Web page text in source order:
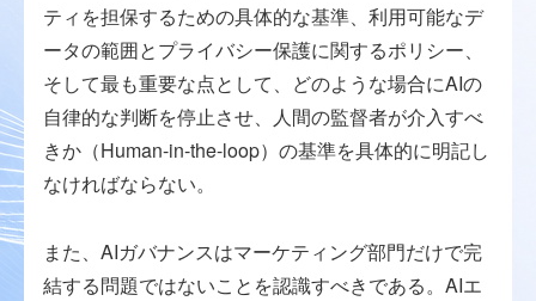
ティを担保するための具体的な基準、利用可能なデ
ータの範囲とプライバシー保護に関するポリシー、
そして最も重要な点として、どのような場合にAIの
自律的な判断を停止させ、人間の監督者が介入すべ
きか（Human-in-the-loop）の基準を具体的に明記し
なければならない。
また、AIガバナンスはマーケティング部門だけで完
結する問題ではないことを認識すべきである。AIエ